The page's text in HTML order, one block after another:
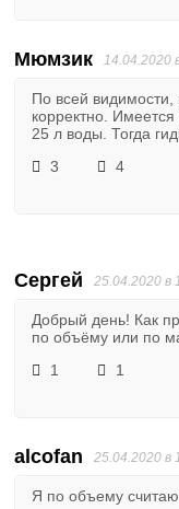
Мюмзик 14.04.2020
По всей видимости,
корректно.
25 л воды. Тогда
3
4
Сергей 25.04.2020 в
Добрый день! Как
по объёму или по
1
1
alcofan 25.04.2020 в
Я по объему считаю.